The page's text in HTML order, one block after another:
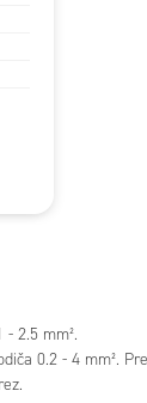
2.5 mm².
0.2 - 4 mm².